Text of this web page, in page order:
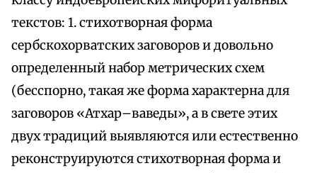
текстов: 1. стихотворная форма
сербскохорватских заговоров и довольно
определенный набор метрических схем
(бесспорно, такая же форма характерна для
заговоров «Атхар–ваведы», а в свете этих
двух традиций выявляются или естественно
реконструируются стихотворная форма и